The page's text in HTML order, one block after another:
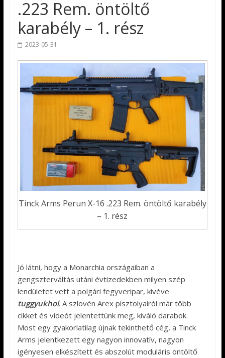
.223 Rem. öntöltő
karabély – 1. rész
2023-05-31
Tinck Arms Perun X-16 .223 Rem. öntöltő karabély
– 1. rész
Jó látni, hogy a Monarchia országaiban a
gengszterváltás utáni évtizedekben milyen szép
lendületet vett a polgári fegyveripar, kivéve
tuggyukhol. A szlovén Arex pisztolyairól már több
cikket és videót jelentettünk meg, kiváló darabok.
Most egy gyakorlatilag újnak tekinthető cég, a Tinck
Arms jelentkezett egy nagyon innovatív, nagyon
igényesen elkészített és abszolút moduláris öntöltő